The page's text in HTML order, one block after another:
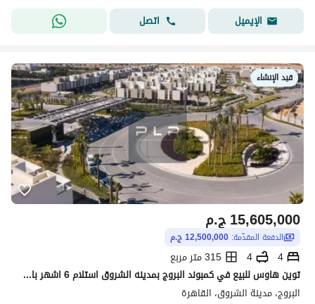
الإيميل
اتصل
قيد الإنشاء
ج.م15,605,000
الدفعة المقدّمة: 12,500,000 ج.م
4
4
315 متر مربع
توين هاوس للبيع في كمبوند البروج بمدينه الشروق استلام 6 اشهر باقل سعر في الكمبوند بتسهيلات في السداد - برايم لوكيشن في الكمبوند
البروج، مدينة الشروق، القاهرة